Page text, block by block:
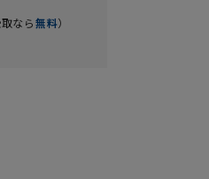
なら無料）